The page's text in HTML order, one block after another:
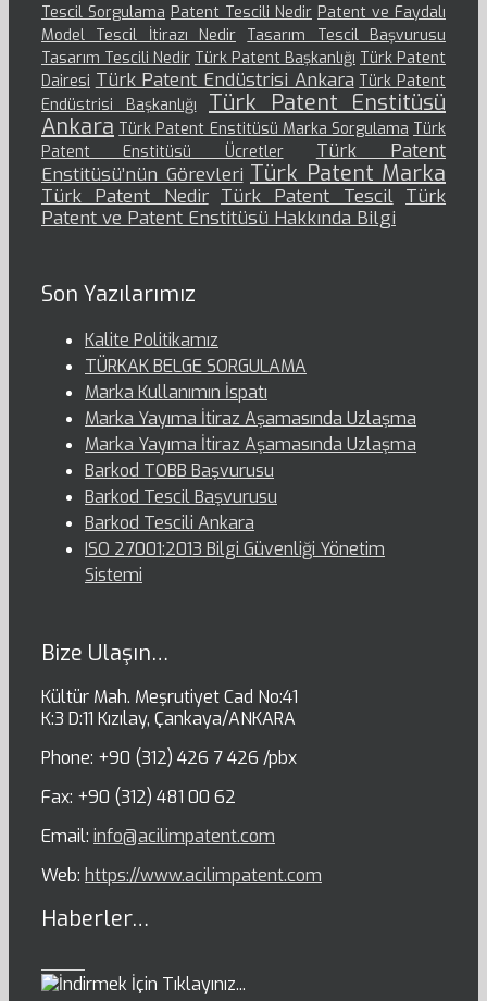
Tescil Sorgulama Patent Tescili Nedir Patent ve Faydalı
Model Tescil İtirazı Nedir Tasarım Tescil Başvurusu
Tasarım Tescili Nedir Türk Patent Başkanlığı Türk Patent
Dairesi Türk Patent Endüstrisi Ankara Türk Patent
Endüstrisi Başkanlığı
Türk Patent Enstitüsü
Ankara Türk Patent Enstitüsü Marka Sorgulama Türk
Patent Enstitüsü Ücretler
Türk Patent
Enstitüsü’nün Görevleri Türk Patent Marka
Türk Patent Nedir Türk Patent Tescil Türk
Patent ve Patent Enstitüsü Hakkında Bilgi
Son Yazılarımız
Kalite Politikamız
TÜRKAK BELGE SORGULAMA
Marka Kullanımın İspatı
Marka Yayıma İtiraz Aşamasında Uzlaşma
Marka Yayıma İtiraz Aşamasında Uzlaşma
Barkod TOBB Başvurusu
Barkod Tescil Başvurusu
Barkod Tescili Ankara
ISO 27001:2013 Bilgi Güvenliği Yönetim
Sistemi
Bize Ulaşın…
Kültür Mah. Meşrutiyet Cad No:41
K:3 D:11 Kızılay, Çankaya/ANKARA
Phone: +90 (312) 426 7 426 /pbx
Fax: +90 (312) 481 00 62
Email: info@acilimpatent.com
Web: https://www.acilimpatent.com
Haberler…